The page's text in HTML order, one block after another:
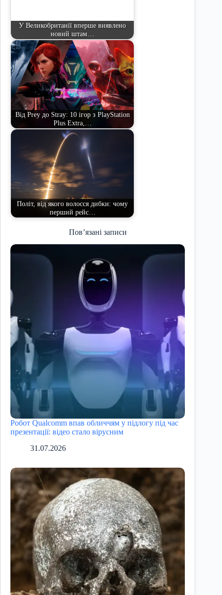
У Великобританії вперше виявлено
новий штам…
Від Prey до Stray: 10 ігор з PlayStation
Plus Extra,…
Політ, від якого волосся дибки: чому
перший рейс…
Пов’язані записи
Робот Qualcomm впав обличчям у підлогу під час
презентації: відео стало вірусним
31.07.2026